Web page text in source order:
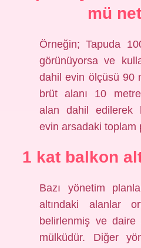
mü
Örneğin; Tapuda
görünüyorsa ve
dahil evin ölçüsü 90
brüt alanı 10
alan dahil edilerek
evin arsadaki toplam
1 kat balkon
Bazı yönetim
altındaki alanlar
belirlenmiş ve daire
mülküdür. Diğer